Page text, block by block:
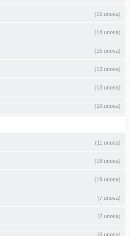
(15 unosa)
(14 unosa)
(15 unosa)
(13 unosa)
(13 unosa)
(10 unosa)
(11 unosa)
(18 unosa)
(19 unosa)
(7 unosa)
(2 unosa)
(6 unosa)